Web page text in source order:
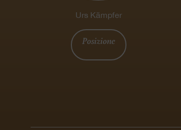
Urs Kämpfer
Posizione